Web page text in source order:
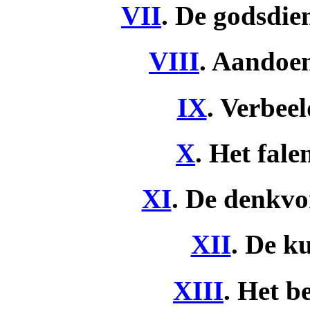
VII. De
VIII.
IX.
X. Het
XI. De
XII. De
XIII. Het